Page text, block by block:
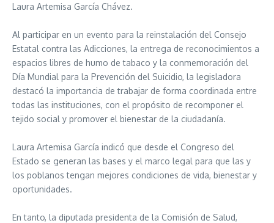
Laura Artemisa García Chávez.
Al participar en un evento para la reinstalación del Consejo
Estatal contra las Adicciones, la entrega de reconocimientos a
espacios libres de humo de tabaco y la conmemoración del
Día Mundial para la Prevención del Suicidio, la legisladora
destacó la importancia de trabajar de forma coordinada entre
todas las instituciones, con el propósito de recomponer el
tejido social y promover el bienestar de la ciudadanía.
Laura Artemisa García indicó que desde el Congreso del
Estado se generan las bases y el marco legal para que las y
los poblanos tengan mejores condiciones de vida, bienestar y
oportunidades.
En tanto, la diputada presidenta de la Comisión de Salud,